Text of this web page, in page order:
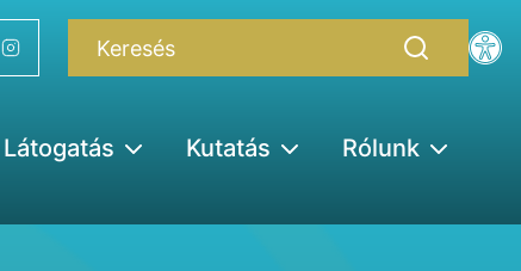
Látogatás Kutatás
Rólunk